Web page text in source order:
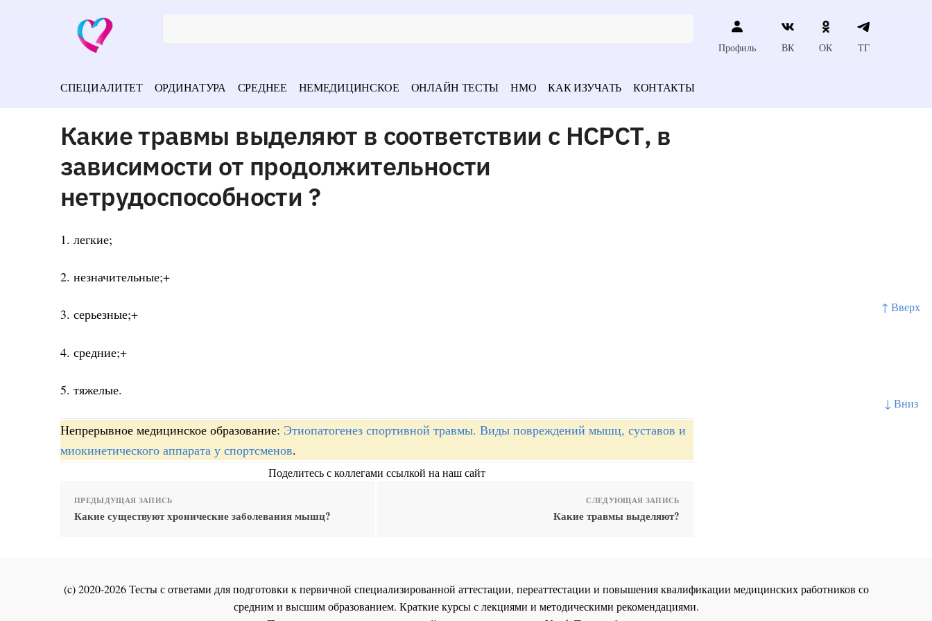
↑ Вверх
↓ Вниз
Профиль ВК ОК ТГ
СПЕЦИАЛИТЕТ ОРДИНАТУРА СРЕДНЕЕ НЕМЕДИЦИНСКОЕ ОНЛАЙН ТЕСТЫ НМО КАК ИЗУЧАТЬ КОНТАКТЫ
Какие травмы выделяют в соответствии с НСРСТ, в
зависимости от продолжительности
нетрудоспособности ?
1. легкие;
2. незначительные;+
3. серьезные;+
4. средние;+
5. тяжелые.
Непрерывное медицинское образование: Этиопатогенез спортивной травмы. Виды повреждений мышц, суставов и
миокинетического аппарата у спортсменов.
Поделитесь с коллегами ссылкой на наш сайт
ПРЕДЫДУЩАЯ ЗАПИСЬ
Какие существуют хронические заболевания мышц?
СЛЕДУЮЩАЯ ЗАПИСЬ
Какие травмы выделяют?
(c) 2020-2026 Тесты с ответами для подготовки к первичной специализированной аттестации, переаттестации и повышения квалификации медицинских работников со
средним и высшим образованием. Краткие курсы с лекциями и методическими рекомендациями.